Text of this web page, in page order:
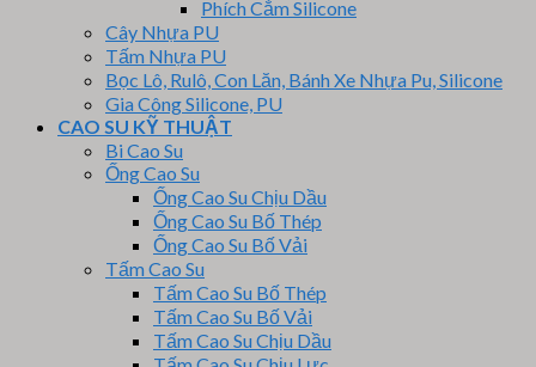
Phích Cắm Silicone
Cây Nhựa PU
Tấm Nhựa PU
Bọc Lô, Rulô, Con Lăn, Bánh Xe Nhựa Pu, Silicone
Gia Công Silicone, PU
CAO SU KỸ THUẬT
Bi Cao Su
Ống Cao Su
Ống Cao Su Chịu Dầu
Ống Cao Su Bố Thép
Ống Cao Su Bố Vải
Tấm Cao Su
Tấm Cao Su Bố Thép
Tấm Cao Su Bố Vải
Tấm Cao Su Chịu Dầu